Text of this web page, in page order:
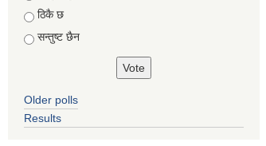
ठिकै छ
सन्तुष्ट छैन
Older polls
Results